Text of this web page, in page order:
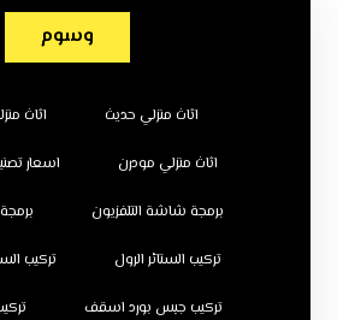
وسوم
اثاث منزلي حديث اثاث
اثاث منزلي مودرن اسعار
برمجة شاشة التلفزيون
تركيب الستائر الرول تركيب
تركيب جبس بورد اسقف